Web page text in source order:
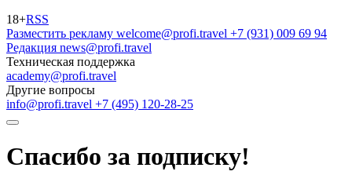
18+RSS
Разместить рекламу welcome@profi.travel +7 (931) 009 69 94
Редакция news@profi.travel
Техническая поддержка
academy@profi.travel
Другие вопросы
info@profi.travel +7 (495) 120-28-25
Спасибо за подписку!